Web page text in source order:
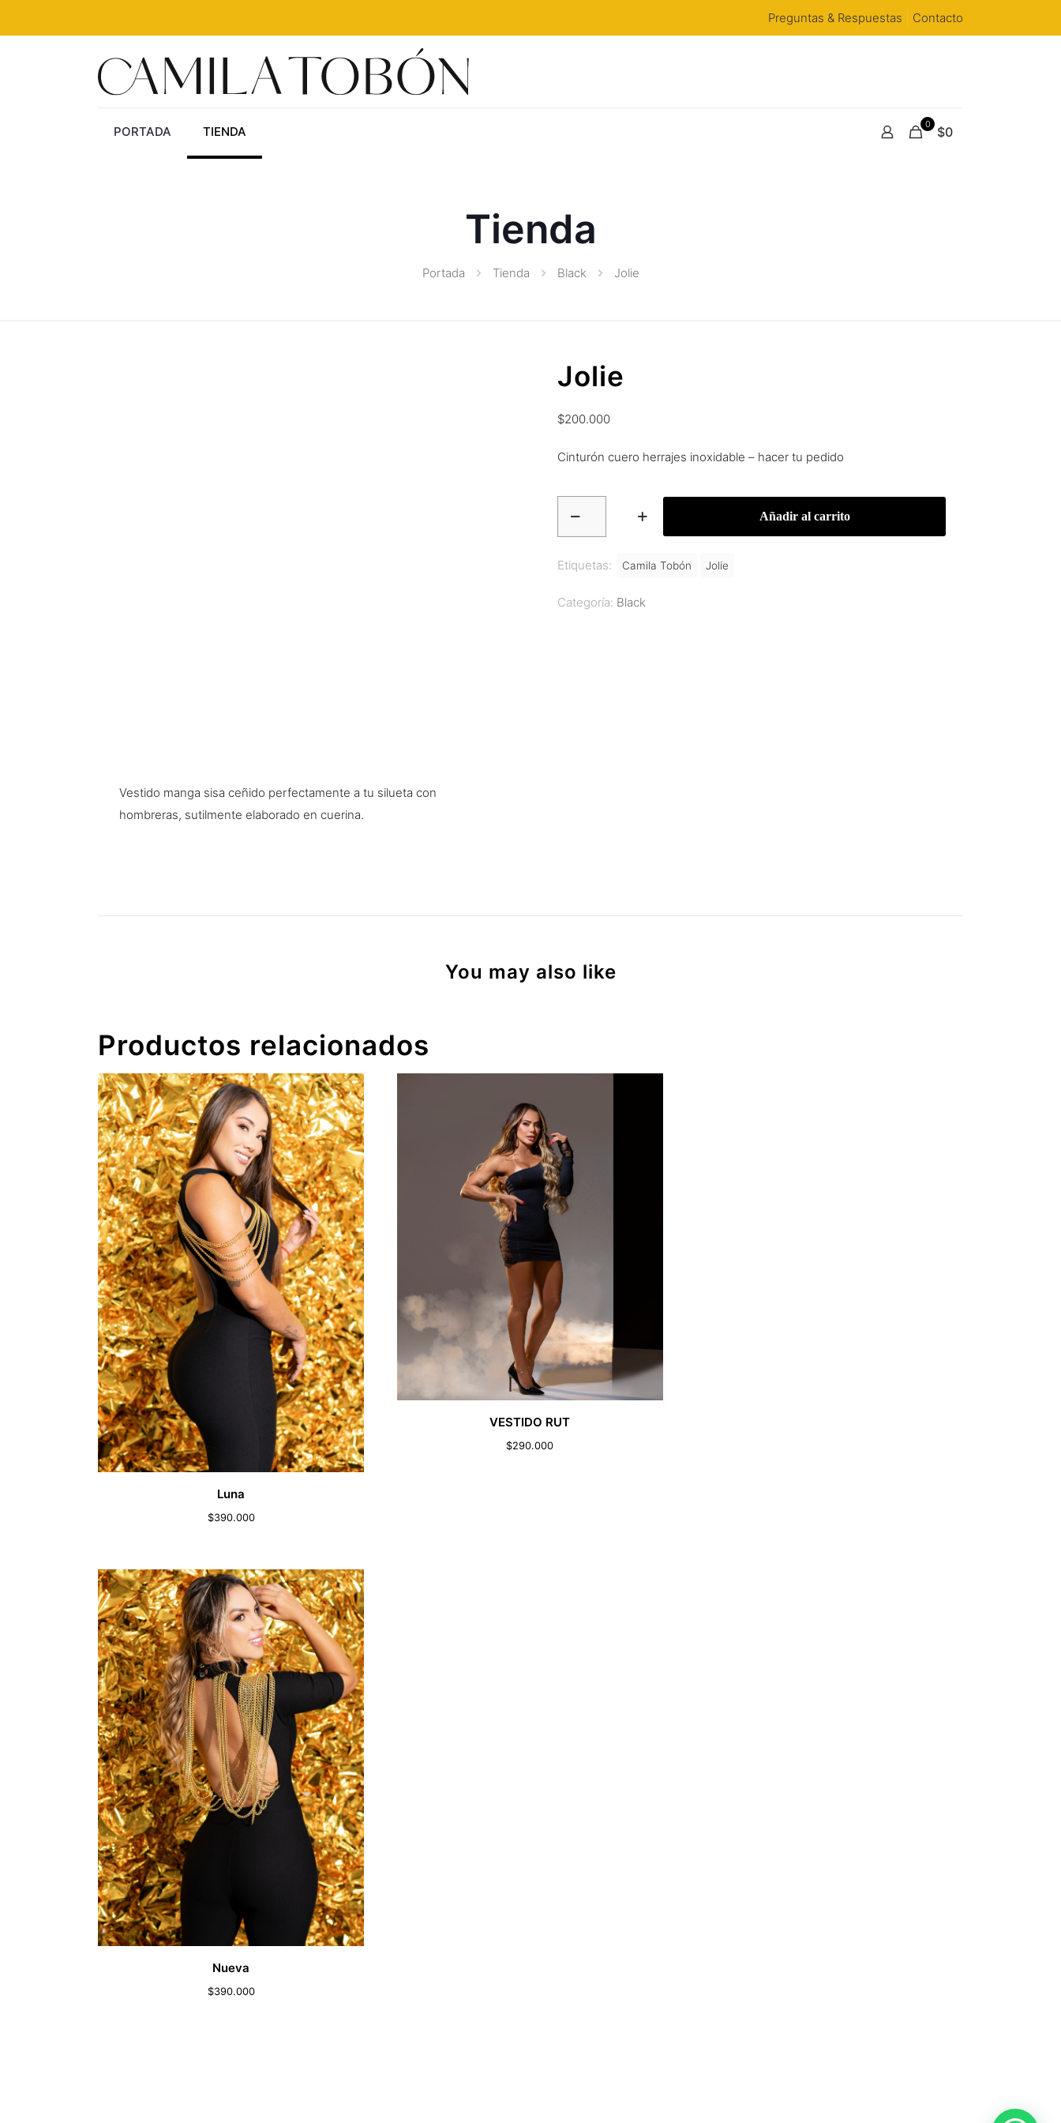
Preguntas & Respuestas Contacto
PORTADA TIENDA 0 $0
Tienda
Portada Tienda Black Jolie
Vestido manga sisa ceñido perfectamente a tu silueta con
hombreras, sutilmente elaborado en cuerina.
Jolie
$200.000
Cinturón cuero herrajes inoxidable – hacer tu pedido
Añadir al carrito
Etiquetas: Camila Tobón Jolie
Categoría: Black
You may also like
Productos relacionados
Luna
$390.000
VESTIDO RUT
$290.000
Nueva
$390.000